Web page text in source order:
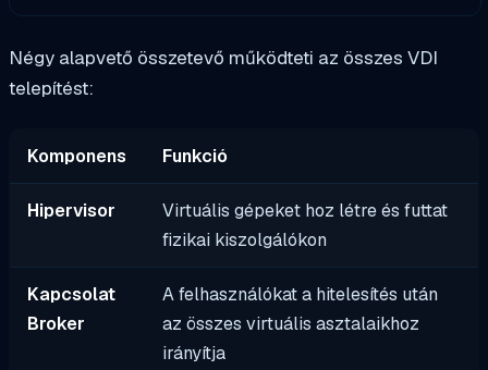
Négy alapvető összetevő működteti az összes VDI
telepítést:
Komponens Funkció
Hipervisor
Virtuális gépeket hoz létre és futtat
fizikai kiszolgálókon
Kapcsolat
Broker
A felhasználókat a hitelesítés után
az összes virtuális asztalaikhoz
irányítja